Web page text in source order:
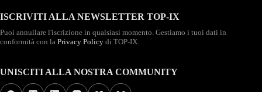
ISCRIVITI ALLA NEWSLETTER TOP-IX
Puoi annullare l'iscrizione in qualsiasi momento. Gestiamo i tuoi dati in
conformità con la Privacy Policy di TOP-IX.
UNISCITI ALLA NOSTRA COMMUNITY